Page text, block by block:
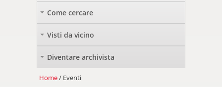
Come cercare
Visti da vicino
Diventare archivista
Home/ Eventi